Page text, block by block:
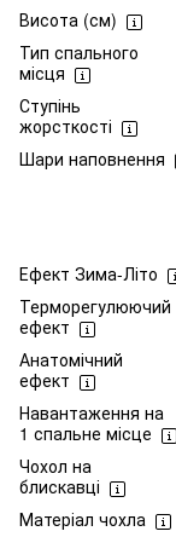
Висота (см)
Тип спального
місця
Ступінь
жорсткості
Шари наповнення
Ефект Зима-Літо
Терморегулюючий
ефект
Анатомічний
ефект
Навантаження на
1 спальне місце
Чохол на
блискавці
Матеріал чохла